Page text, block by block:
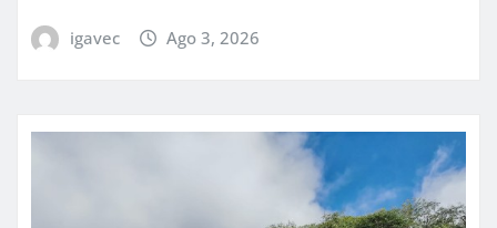
igavec Ago 3, 2026